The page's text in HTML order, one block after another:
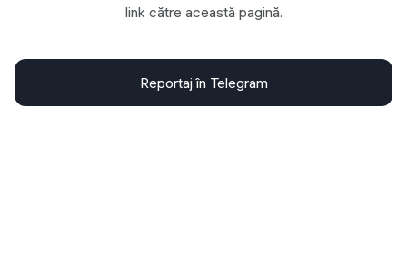
link către această pagină.
Reportaj în Telegram